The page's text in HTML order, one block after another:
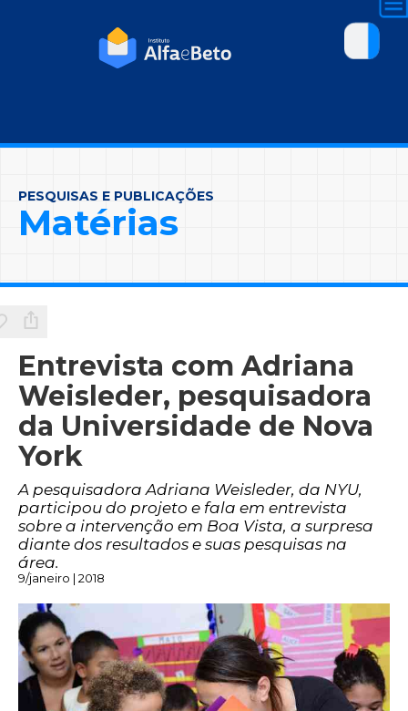
PESQUISAS E PUBLICAÇÕES
Matérias
Entrevista com Adriana
Weisleder, pesquisadora
da Universidade de Nova
York
A pesquisadora Adriana Weisleder, da NYU,
participou do projeto e fala em entrevista
sobre a intervenção em Boa Vista, a surpresa
diante dos resultados e suas pesquisas na
área.
9/janeiro | 2018